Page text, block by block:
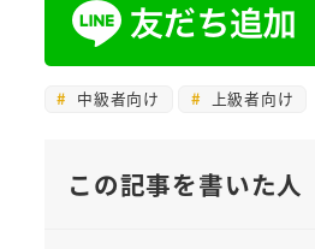
中級者向け 上級者向け
この記事を書いた人